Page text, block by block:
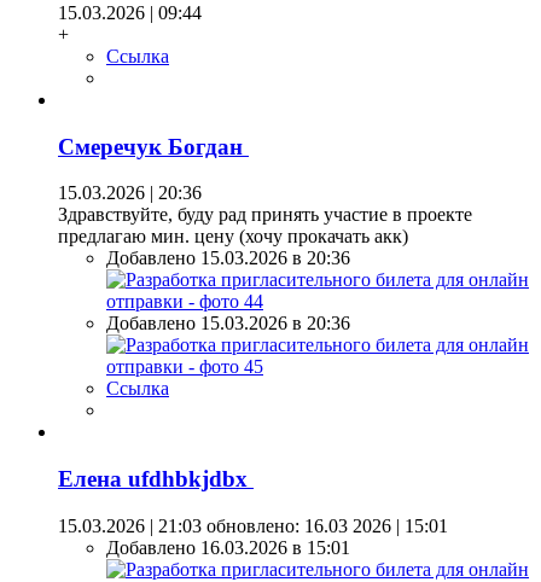
15.03.2026 | 09:44
+
Ссылка
Смеречук Богдан
15.03.2026 | 20:36
Здравствуйте, буду рад принять участие в проекте
предлагаю мин. цену (хочу прокачать акк)
Добавлено 15.03.2026 в 20:36
Добавлено 15.03.2026 в 20:36
Ссылка
Елена ufdhbkjdbx
15.03.2026 | 21:03 обновлено: 16.03 2026 | 15:01
Добавлено 16.03.2026 в 15:01